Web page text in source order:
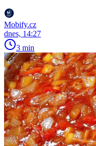
Mobify.cz
dnes, 14:27
3 min